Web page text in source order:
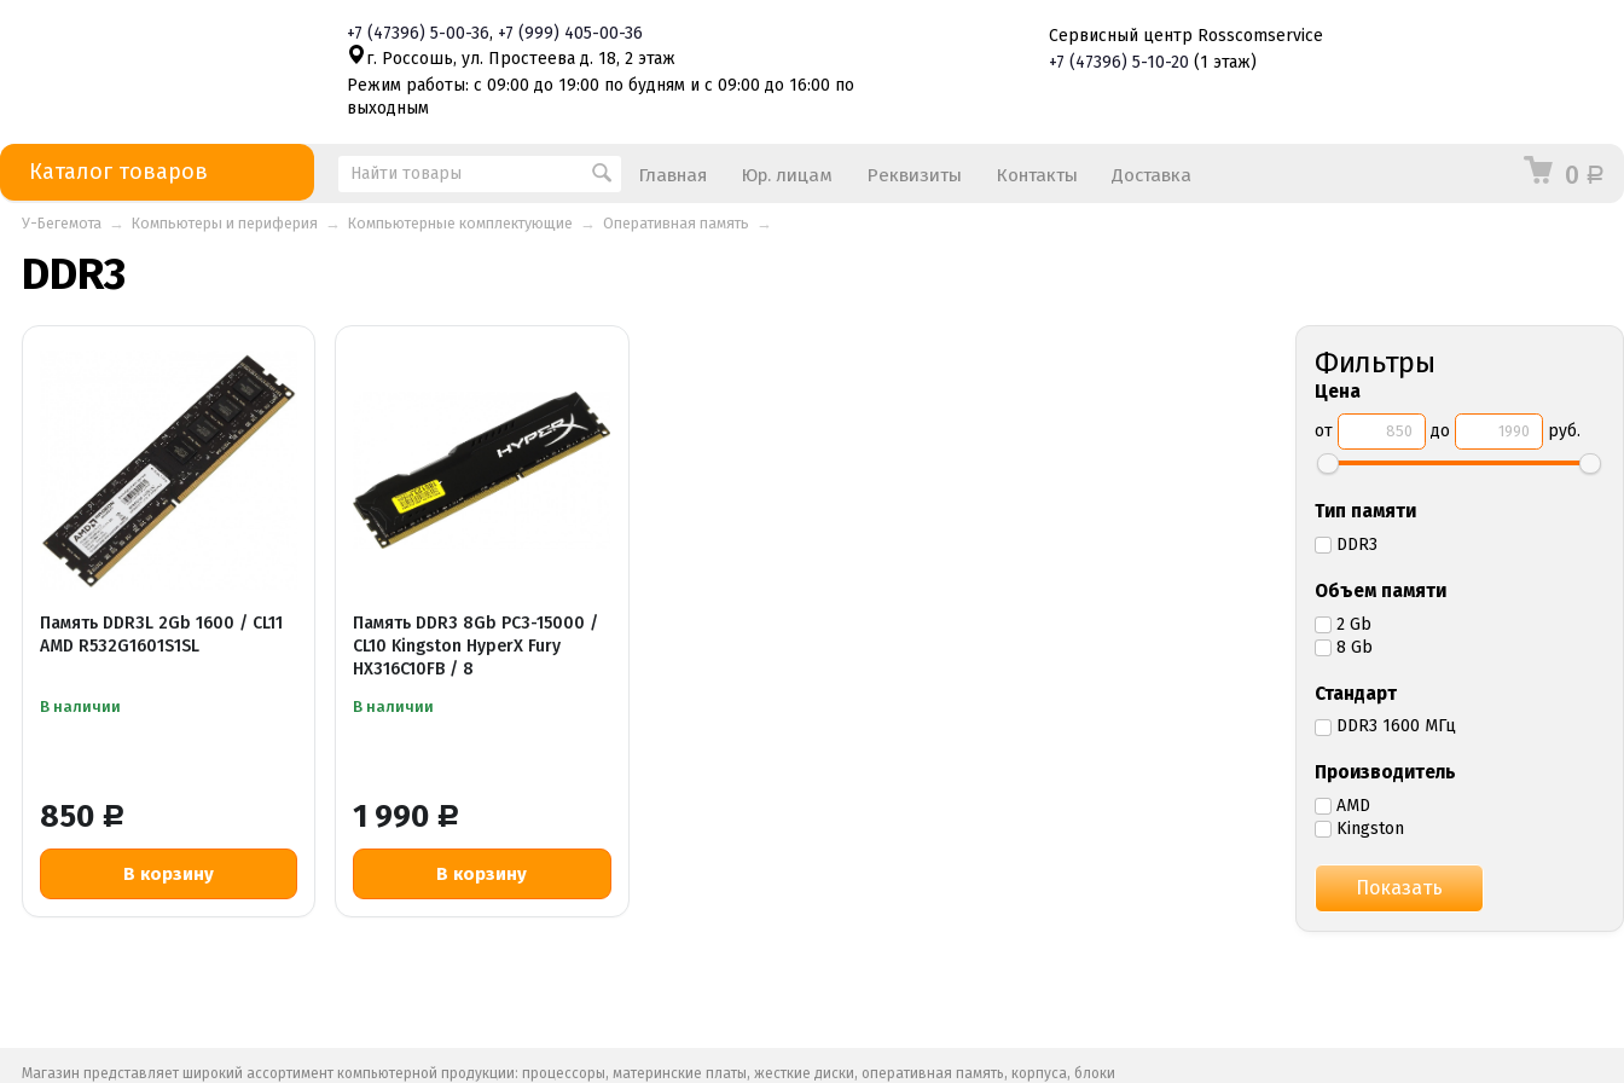
+7 (47396) 5-00-36, +7 (999) 405-00-36
г. Россошь, ул. Простеева д. 18, 2 этаж
Режим работы: с 09:00 до 19:00 по будням и с 09:00 до 16:00 по
выходным
Сервисный центр Rosscomservice
+7(47396) 5-10-20 (1 этаж)
0 Р
Каталог товаров Главная Юр. лицам Реквизиты Контакты Доставка
У-Бегемота → Компьютеры и периферия → Компьютерные комплектующие → Оперативная память →
DDR3
Фильтры
Цена
от до руб.
Тип памяти
DDR3
Объем памяти
2 Gb
8 Gb
Стандарт
DDR3 1600 МГц
Производитель
AMD
Kingston
850 Р
Память DDR3L 2Gb 1600 / CL11
AMD R532G1601S1SL
В наличии
1 990 Р
Память DDR3 8Gb PC3-15000 /
CL10 Kingston HyperX Fury
HX316C10FB / 8
В наличии
Магазин представляет широкий ассортимент компьютерной продукции: процессоры, материнские платы, жесткие диски, оперативная память, корпуса, блоки